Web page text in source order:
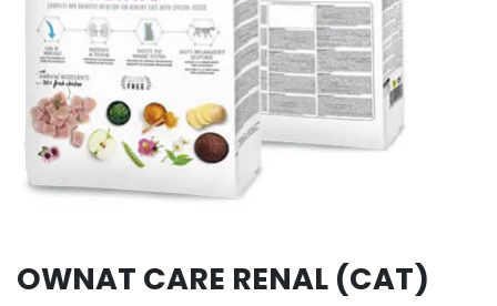
OWNAT CARE RENAL (CAT)